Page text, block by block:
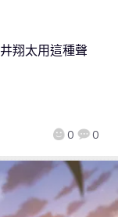
0 0
翔太用這種聲